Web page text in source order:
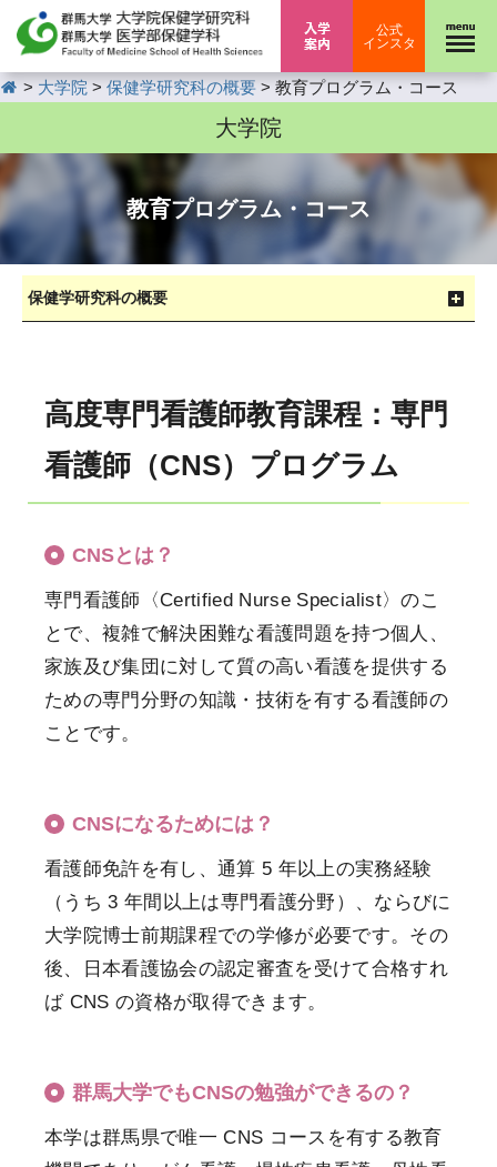
公式
インスタ
HOME
> 大学院 > 保健学研究科の概要 > 教育プログラム・コース
大学院
教育プログラム・コース
保健学研究科の概要
高度専門看護師教育課程：専門
看護師（CNS）プログラム
CNSとは？
専門看護師〈Certified Nurse Specialist〉のこ
とで、複雑で解決困難な看護問題を持つ個人、
家族及び集団に対して質の高い看護を提供する
ための専門分野の知識・技術を有する看護師の
ことです。
CNSになるためには？
看護師免許を有し、通算 5 年以上の実務経験
（うち 3 年間以上は専門看護分野）、ならびに
大学院博士前期課程での学修が必要です。その
後、日本看護協会の認定審査を受けて合格すれ
ば CNS の資格が取得できます。
群馬大学でもCNSの勉強ができるの？
本学は群馬県で唯一 CNS コースを有する教育